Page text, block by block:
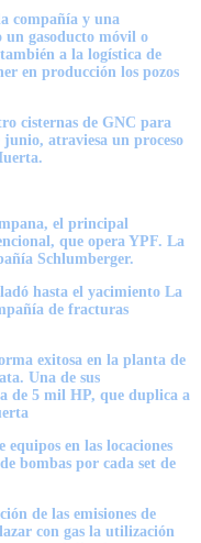
compañía y una
un gasoducto móvil o
a la logística de
en producción los pozos
cisternas de GNC para
atraviesa un proceso
el principal
que opera YPF. La
Schlumberger.
hasta el yacimiento La
de fracturas
exitosa en la planta de
Una de sus
de 5 mil HP, que duplica a
en las locaciones
bombas por cada set de
de las emisiones de
con gas la utilización